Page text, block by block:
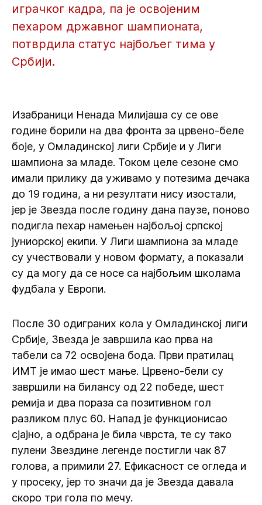
играчког кадра, па је освојеним
пехаром државног шампионата,
потврдила статус најбољег тима у
Србији.
Изабраници Ненада Милијаша су се ове
године борили на два фронта за црвено-беле
боје, у Омладинској лиги Србије и у Лиги
шампиона за младе. Током целе сезоне смо
имали прилику да уживамо у потезима дечака
до 19 година, а ни резултати нису изостали,
јер је Звезда после годину дана паузе, поново
подигла пехар намењен најбољој српској
јуниорској екипи. У Лиги шампиона за младе
су учествовали у новом формату, а показали
су да могу да се носе са најбољим школама
фудбала у Европи.
После 30 одиграних кола у Омладинској лиги
Србије, Звезда је завршила као прва на
табели са 72 освојена бода. Први пратилац
ИМТ је имао шест мање. Црвено-бели су
завршили на билансу од 22 победе, шест
ремија и два пораза са позитивном гол
разликом плус 60. Напад је функционисао
сјајно, а одбрана је била чврста, те су тако
пулени Звездине легенде постигли чак 87
голова, а примили 27. Ефикасност се огледа и
у просеку, јер то значи да је Звезда давала
скоро три гола по мечу.